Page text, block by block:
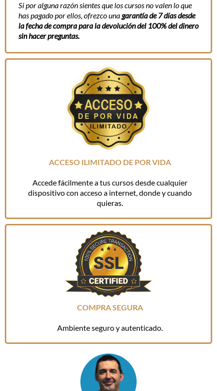
Si por alguna razón sientes que los cursos no valen lo que
has pagado por ellos, ofrezco unagarantía de 7 días desde
la fecha de compra para la devolución del 100% del dinero
sin hacer preguntas.
ACCESO ILIMITADO DE POR VIDA
Accede fácilmente a tus cursos desde cualquier
dispositivo con acceso a internet, donde y cuando
quieras.
COMPRA SEGURA
Ambiente seguro y autenticado.